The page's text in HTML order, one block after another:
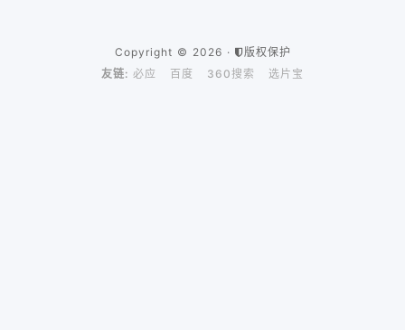
Copyright © 2026 ·
版权保护
友链: 必应 百度 360搜索 选片宝